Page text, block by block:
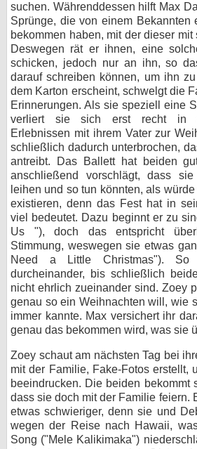
suchen. Währenddessen hilft Max
Sprünge, die von einem Bekannten
bekommen haben, mit der dieser
Deswegen rät er ihnen, eine
schicken, jedoch nur an ihn, so
darauf schreiben können, um ihn
dem Karton erscheint, schwelgt die
Erinnerungen. Als sie speziell eine
verliert sie sich erst recht in
Erlebnissen mit ihrem Vater zur
schließlich dadurch unterbrochen,
antreibt. Das Ballett hat beiden
anschließend vorschlägt, dass
leihen und so tun könnten, als
existieren, denn das Fest hat in
viel bedeutet. Dazu beginnt er zu
Us "), doch das entspricht
Stimmung, weswegen sie etwas
Need a Little Christmas").
durcheinander, bis schließlich
nicht ehrlich zueinander sind. Zoey
genau so ein Weihnachten will, wie
immer kannte. Max versichert ihr
genau das bekommen wird, was sie
Zoey schaut am nächsten Tag bei
mit der Familie, Fake-Fotos erstellt,
beeindrucken. Die beiden bekommt
dass sie doch mit der Familie feiern.
etwas schwieriger, denn sie und
wegen der Reise nach Hawaii,
Song ("Mele Kalikimaka")